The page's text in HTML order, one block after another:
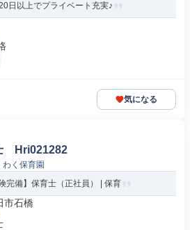
日以上でプライベート充実♪
気になる
Hri021282
く保育園
完備】保育士（正社員） | 保育
市石橋